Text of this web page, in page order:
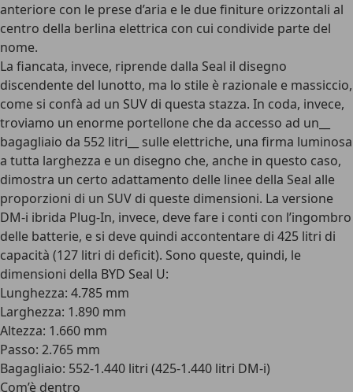
anteriore con le prese d’aria e le due finiture orizzontali al
centro della berlina elettrica con cui condivide parte del
nome.
La fiancata, invece, riprende dalla Seal il disegno
discendente del lunotto, ma lo stile è razionale e massiccio,
come si confà ad un SUV di questa stazza. In coda, invece,
troviamo un enorme portellone che da accesso ad un__
bagagliaio da 552 litri__ sulle elettriche, una firma luminosa
a tutta larghezza e un disegno che, anche in questo caso,
dimostra un certo adattamento delle linee della Seal alle
proporzioni di un SUV di queste dimensioni. La versione
DM-i ibrida Plug-In, invece, deve fare i conti con l’ingombro
delle batterie, e si deve quindi accontentare di 425 litri di
capacità (127 litri di deficit). Sono queste, quindi, le
dimensioni della BYD Seal U:
Lunghezza: 4.785 mm
Larghezza: 1.890 mm
Altezza: 1.660 mm
Passo: 2.765 mm
Bagagliaio: 552-1.440 litri (425-1.440 litri DM-i)
Com’è dentro